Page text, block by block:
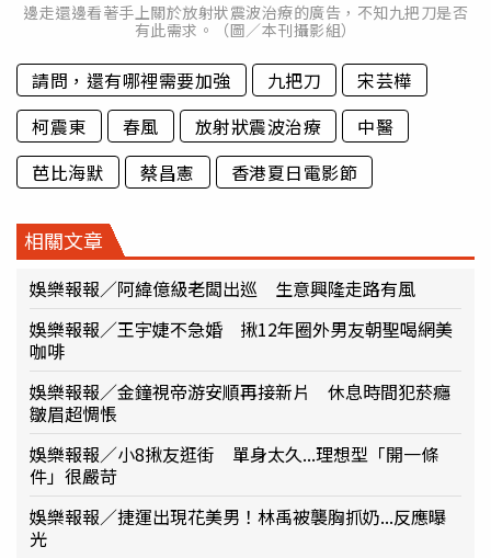
邊走還邊看著手上關於放射狀震波治療的廣告，不知九把刀是否
有此需求。（圖／本刊攝影組）
請問，還有哪裡需要加強 九把刀
宋芸樺
柯震東
春風 放射狀震波治療
中醫
芭比海默
蔡昌憲 香港夏日電影節
相關文章
娛樂報報／阿緯億級老闆出巡 生意興隆走路有風
娛樂報報／王宇婕不急婚 揪12年圈外男友朝聖喝網美
咖啡
娛樂報報／金鐘視帝游安順再接新片 休息時間犯菸癮
皺眉超惆悵
娛樂報報／小8揪友逛街 單身太久...理想型「開一條
件」很嚴苛
娛樂報報／捷運出現花美男！林禹被襲胸抓奶...反應曝
光